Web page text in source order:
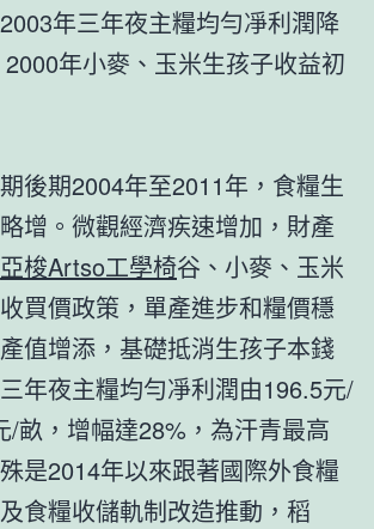
年三年夜主糧均勻凈利潤降
年小麥、玉米生孩子收益初
後期2004年至2011年，食糧生
增。微觀經濟疾速增加，財產
亞梭Artso工學椅谷、小麥、玉米
買價政策，單產進步和糧價穩
值增添，基礎抵消生孩子本錢
年夜主糧均勻凈利潤由196.5元/
/畝，增幅達28%，為汗青最高
是2014年以來跟著國際外食糧
食糧收儲軌制改造推動，稻